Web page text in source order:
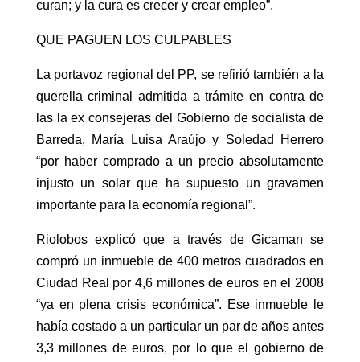
curan; y la cura es crecer y crear empleo”.
QUE PAGUEN LOS CULPABLES
La portavoz regional del PP, se refirió también a la
querella criminal admitida a trámite en contra de
las la ex consejeras del Gobierno de socialista de
Barreda, María Luisa Araújo y Soledad Herrero
“por haber comprado a un precio absolutamente
injusto un solar que ha supuesto un gravamen
importante para la economía regional”.
Riolobos explicó que a través de Gicaman se
compró un inmueble de 400 metros cuadrados en
Ciudad Real por 4,6 millones de euros en el 2008
“ya en plena crisis económica”. Ese inmueble le
había costado a un particular un par de años antes
3,3 millones de euros, por lo que el gobierno de